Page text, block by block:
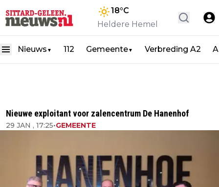
18°C
Heldere Hemel
Nieuws ▼ 112 Gemeente▼ Verbreding A2
Nieuwe exploitant voor zalencentrum De Hanenhof
29 JAN , 17:25•GEMEENTE